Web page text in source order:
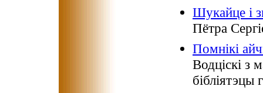
Шукайце і
Пётра
Помнікі
Водціскі з
бібліятэцы